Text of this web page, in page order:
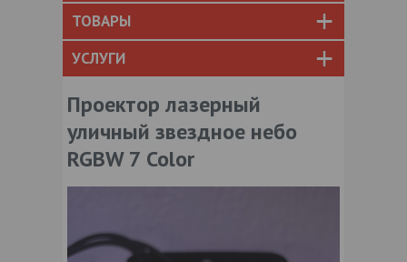
ТОВАРЫ
УСЛУГИ
Проектор лазерный
уличный звездное небо
RGBW 7 Color